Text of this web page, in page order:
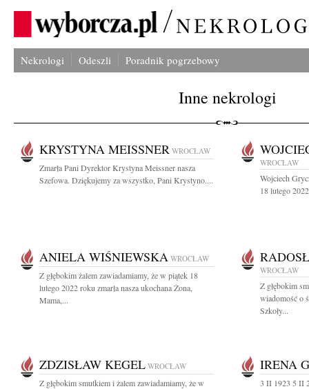
Nekrologi Odeszli Poradnik pogrzebowy
Inne nekrologi
KRYSTYNA MEISSNER WROCŁAW
Zmarła Pani Dyrektor Krystyna Meissner nasza
Szefowa. Dziękujemy za wszystko, Pani Krystyno....
WROCŁAW
Wojciech
18 lutego
ANIELA WIŚNIEWSKA WROCŁAW
Z głębokim żalem zawiadamiamy, że w piątek 18
lutego 2022 roku zmarła nasza ukochana Żona,
Mama,...
WROCŁAW
Z głębokim
wiadomość o
Szkoły...
ZDZISŁAW KEGEL WROCŁAW
Z głębokim smutkiem i żalem zawiadamiamy, że w
IRENA
3 II 1923 5 II